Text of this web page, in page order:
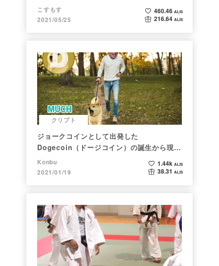
こすもす
2021/05/25
460.46 ALIS
216.64 ALIS
クリプト
ジョークコインとして出発した
Dogecoin（ドージコイン）の誕生から現在
まで。注目される非証券性🐶
Konbu
2021/01/19
1.44k ALIS
38.31 ALIS